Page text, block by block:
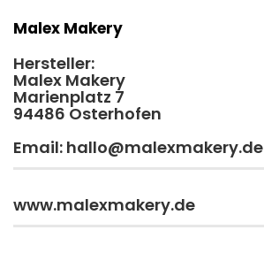
Malex Makery
Hersteller:
Malex Makery
Marienplatz 7
94486 Osterhofen
Email: hallo@malexmakery.de
www.malexmakery.de